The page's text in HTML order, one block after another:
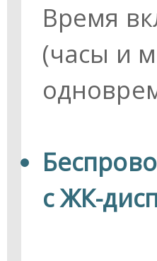
Время
(часы и
с ЖК-